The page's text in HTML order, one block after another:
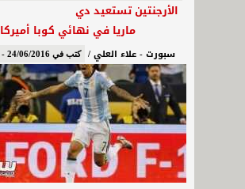
الأرجنتين تستعيد دي
ماريا في نهائي كوبا أميركا
سبورت - علاء العلي / كتب في 24/06/2016 - 10:26 ص